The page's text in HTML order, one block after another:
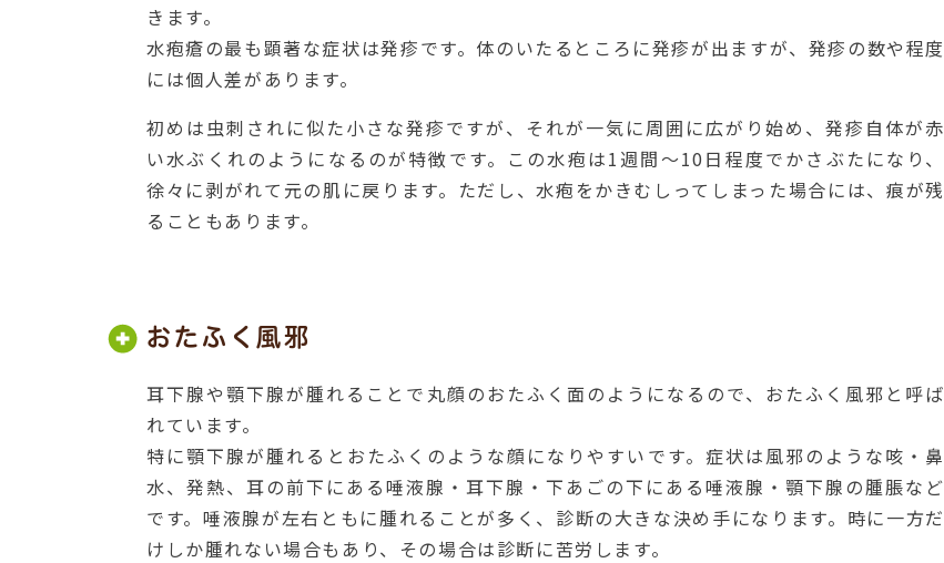
きます。
水疱瘡の最も顕著な症状は発疹です。体のいたるところに発疹が出ますが、発疹の数や程度
には個人差があります。
初めは虫刺されに似た小さな発疹ですが、それが一気に周囲に広がり始め、発疹自体が赤
い水ぶくれのようになるのが特徴です。この水疱は1週間～10日程度でかさぶたになり、
徐々に剥がれて元の肌に戻ります。ただし、水疱をかきむしってしまった場合には、痕が残
ることもあります。
おたふく風邪
耳下腺や顎下腺が腫れることで丸顔のおたふく面のようになるので、おたふく風邪と呼ば
れています。
特に顎下腺が腫れるとおたふくのような顔になりやすいです。症状は風邪のような咳・鼻
水、発熱、耳の前下にある唾液腺・耳下腺・下あごの下にある唾液腺・顎下腺の腫脹など
です。唾液腺が左右ともに腫れることが多く、診断の大きな決め手になります。時に一方だ
けしか腫れない場合もあり、その場合は診断に苦労します。